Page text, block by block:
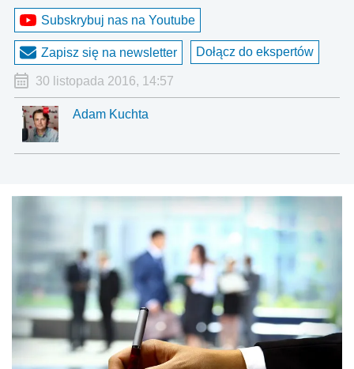
Subskrybuj nas na Youtube
Zapisz się na newsletter Dołącz do ekspertów
30 listopada 2016, 14:57
Adam Kuchta